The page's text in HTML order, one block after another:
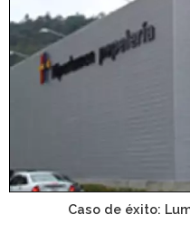
Caso de éxito: